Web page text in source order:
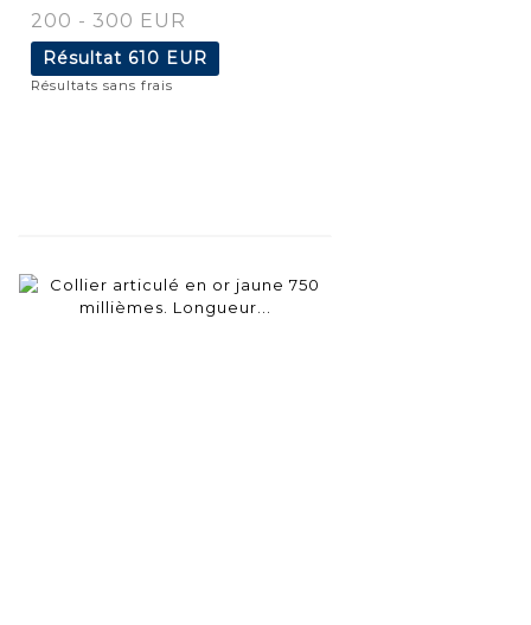
200 - 300 EUR
Résultat 610 EUR
Résultats sans frais